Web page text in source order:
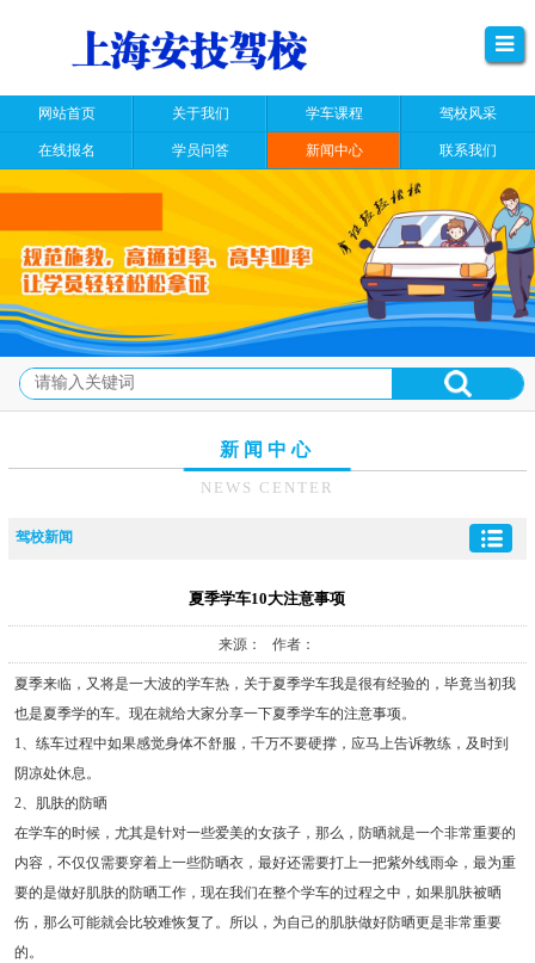
网站首页 关于我们 学车课程 驾校风采
在线报名 学员问答 新闻中心 联系我们
新闻中心
NEWS CENTER
驾校新闻
夏季学车10大注意事项
来源： 作者：
夏季来临，又将是一大波的学车热，关于夏季学车我是很有经验的，毕竟当初我
也是夏季学的车。现在就给大家分享一下夏季学车的注意事项。
1、练车过程中如果感觉身体不舒服，千万不要硬撑，应马上告诉教练，及时到
阴凉处休息。
2、肌肤的防晒
在学车的时候，尤其是针对一些爱美的女孩子，那么，防晒就是一个非常重要的
内容，不仅仅需要穿着上一些防晒衣，最好还需要打上一把紫外线雨伞，最为重
要的是做好肌肤的防晒工作，现在我们在整个学车的过程之中，如果肌肤被晒
伤，那么可能就会比较难恢复了。所以，为自己的肌肤做好防晒更是非常重要
的。